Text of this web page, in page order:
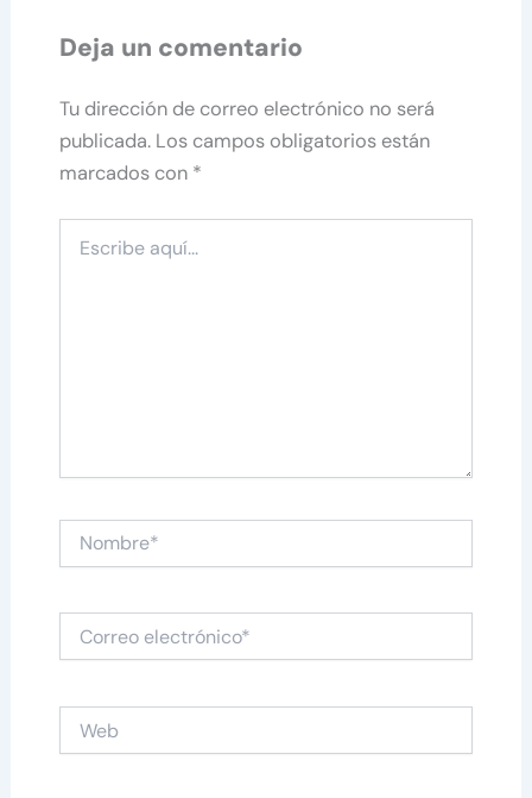
Deja un comentario
Tu dirección de correo electrónico no será
publicada. Los campos obligatorios están
marcados con *
aquí...
electrónico*